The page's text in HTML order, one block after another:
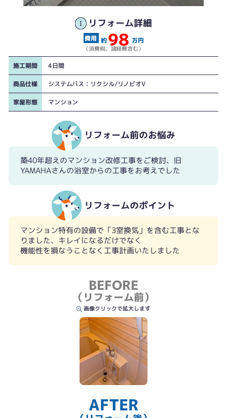
リフォーム詳細
約 98 万円
（消費税、諸経費含む）
施工期間 4日間
商品仕様 システムバス：リクシル/リノビオV
家屋形態 マンション
リフォーム前のお悩み
築40年超えのマンション改修工事をご検討、旧
YAMAHAさんの浴室からの工事をお考えでした
リフォームのポイント
マンション特有の設備で「3室換気」を含む工事とな
りました、キレイになるだけでなく
機能性を損なうことなく工事計画いたしました
BEFORE
（リフォーム前）
画像クリックで拡大します
旧 YAMAHAさんのユニットバスからの更新工事でした
AFTER
モノトーンの配色です、ミラー・収納棚類は別途手配されるとのことでシンプ
「定量止水水栓」で湯貼りの手間も楽になります